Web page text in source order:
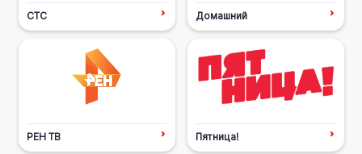
СТС Домашний
РЕН ТВ Пятница!